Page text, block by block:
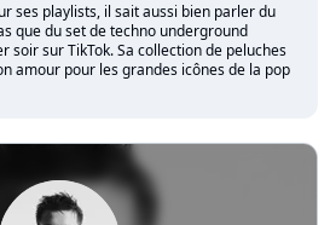
ses playlists, il sait aussi bien parler du
que du set de techno underground
soir sur TikTok. Sa collection de peluches
amour pour les grandes icônes de la pop